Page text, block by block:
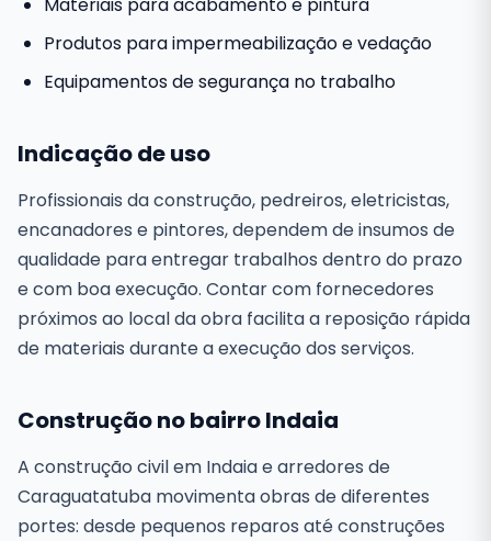
Produtos para impermeabilização e vedação
Equipamentos de segurança no trabalho
Indicação de uso
Profissionais da construção, pedreiros, eletricistas,
encanadores e pintores, dependem de insumos de
qualidade para entregar trabalhos dentro do prazo
e com boa execução. Contar com fornecedores
próximos ao local da obra facilita a reposição rápida
de materiais durante a execução dos serviços.
Construção no bairro Indaia
A construção civil em Indaia e arredores de
Caraguatatuba movimenta obras de diferentes
portes: desde pequenos reparos até construções